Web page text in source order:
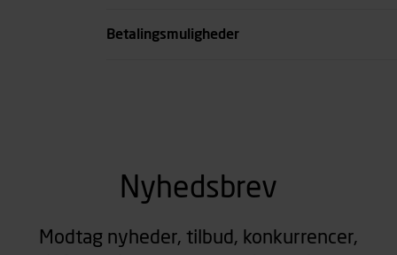
Betalingsmuligheder
Nyhedsbrev
Modtag nyheder, tilbud, konkurrencer,